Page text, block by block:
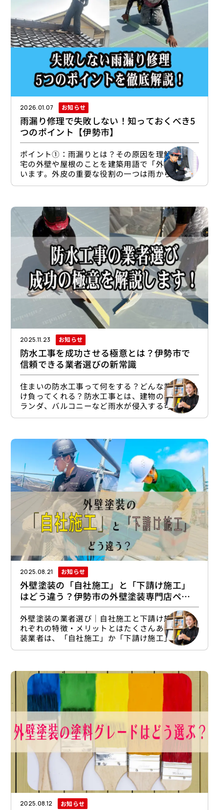
率ダウンに効果あり！賃貸の経営では、物件の見
た目は内覧数と成約率
2026.01.07 お知らせ
雨漏り修理で失敗しない！知っておくべき5
つのポイント【伊勢市】
ポイント①：雨漏りとは？その原因を理解する住
宅の外壁や屋根のことを建築用語で「外皮」と言
います。外皮の重要な役割の一つは雨から住まい
を守ること。そのために屋根材・外壁材の下に防
舞い（あめじまい）」と呼ばれる防水加工を念入
りに行います。雨漏りが起きているなら、外壁や
屋根周りに劣化や破損があることが予想されま
す。施工不良や自然災害などで防水機能に問題が
起きているというパターンもあります。
2025.11.23 お知らせ
防水工事を成功させる極意とは？伊勢市で
信頼できる業者選びの新常識
住まいの防水工事って何をする？どんな業者が請
け負ってくれる？防水工事とは、建物の屋根、ベ
ランダ、バルコニーなど雨水が侵入する可能性の
ある箇所に、水の浸入を防ぐための『防水層』を
も防水工事の一種になります。防水工事にはウレ
タン防水、FRP防水、シート防水などいろんな種
類があり、建物の形状や工事する面積、求められ
る機能に合わせて最適なものを選びます。防水工
事はどんな業者がやってくれる？住まい
2025.08.21 お知らせ
外壁塗装の「自社施工」と「下請け施工」
はどう違う？伊勢市の外壁塗装専門店ペイ
ントワンが解説
外壁塗装の業者選び｜自社施工と下請け施工、そ
れぞれの特徴・メリットとはたくさんある外壁塗
装業者は、「自社施工」か「下請け施工」かで大
きく二種類に分けることができます。実はこの違
い消費者のみなさんにとっても大切なポイントに
なります。それぞれの特徴・メリットは下記のよ
うに異なります。「自社施工」とは？自社施工で
は一社のみで外壁塗装工事を行います。打ち合わ
2025.08.12 お知らせ